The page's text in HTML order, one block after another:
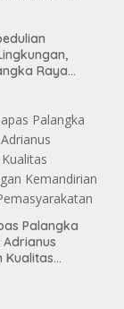
Raya
Palangka
Kualitas